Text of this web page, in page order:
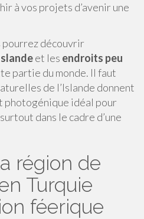
à vos projets d’avenir une
pourrez découvrir
et les endroits peu
partie du monde. Il faut
de l’Islande donnent
photogénique idéal pour
dans le cadre d’une
région de
Turquie
féerique